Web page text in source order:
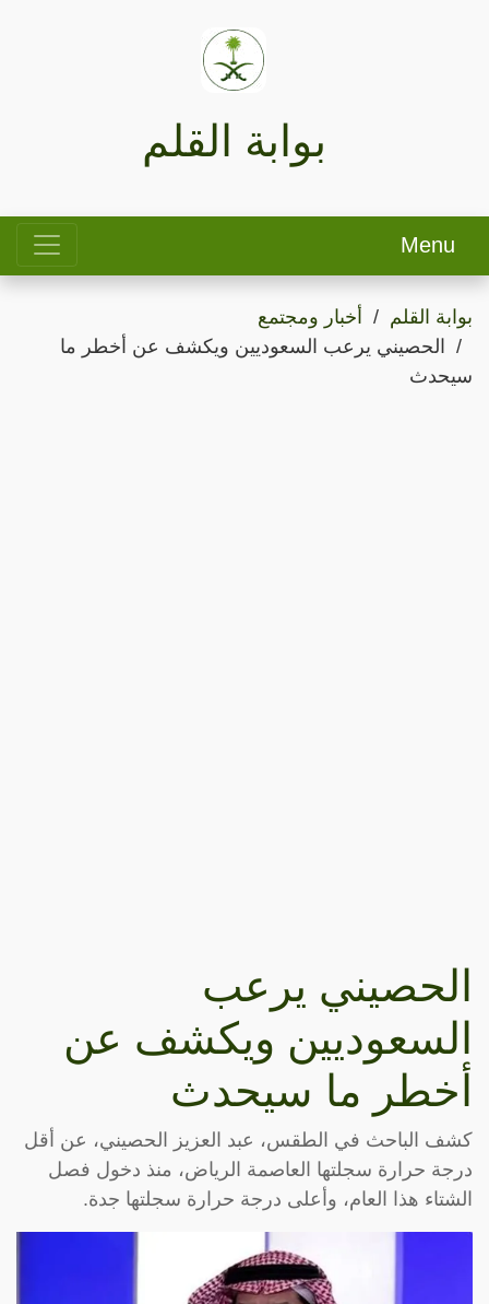
بوابة القلم
Menu
بوابة القلم
أخبار ومجتمع
الحصيني يرعب السعوديين ويكشف عن أخطر ما
سيحدث
الحصيني يرعب
السعوديين ويكشف عن
أخطر ما سيحدث
كشف الباحث في الطقس، عبد العزيز الحصيني، عن أقل
درجة حرارة سجلتها العاصمة الرياض، منذ دخول فصل
الشتاء هذا العام، وأعلى درجة حرارة سجلتها جدة.